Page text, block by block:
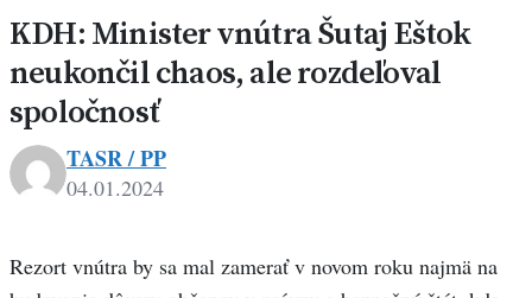
KDH: Minister vnútra Šutaj Eštok
neukončil chaos, ale rozdeľoval
spoločnosť
TASR / PP
04.01.2024
Rezort vnútra by sa mal zamerať v novom roku najmä na